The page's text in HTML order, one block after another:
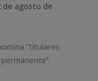
de agosto de
“titulares